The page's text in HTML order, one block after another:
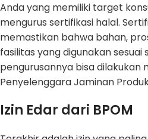
Anda yang memiliki target
mengurus sertifikasi halal.
memastikan bahwa bahan,
fasilitas yang digunakan sesuai
pengurusannya bisa dilakukan
Penyelenggara Jaminan
Izin Edar dari BPOM